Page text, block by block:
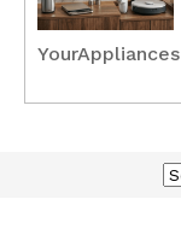
YourAppliances